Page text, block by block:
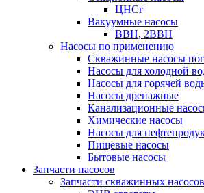
ЦНСг
Вакуумные насосы
ВВН, 2ВВН
Насосы по применению
Скважинные насосы
Насосы для холодной
Насосы для горячей
Насосы дренажные
Канализационные
Химические насосы
Насосы для
Пищевые насосы
Бытовые насосы
Запчасти насосов
Запчасти скважинных насосов